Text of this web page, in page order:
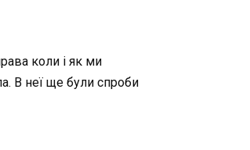
коли і як ми
В неї ще були спроби